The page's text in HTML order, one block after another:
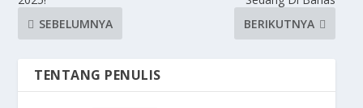
SEBELUMNYA
BERIKUTNYA
TENTANG PENULIS